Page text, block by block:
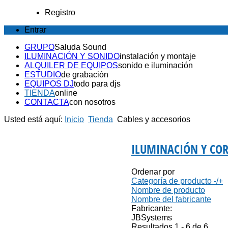
Registro
Entrar
GRUPOSaluda Sound
ILUMINACIÓN Y SONIDOinstalación y montaje
ALQUILER DE EQUIPOSsonido e iluminación
ESTUDIOde grabación
EQUIPOS DJtodo para djs
TIENDAonline
CONTACTAcon nosotros
Usted está aquí: Inicio Tienda Cables y accesorios
ILUMINACIÓN Y
Ordenar por
Categoría de producto -/+
Nombre de producto
Nombre del fabricante
Fabricante:
JBSystems